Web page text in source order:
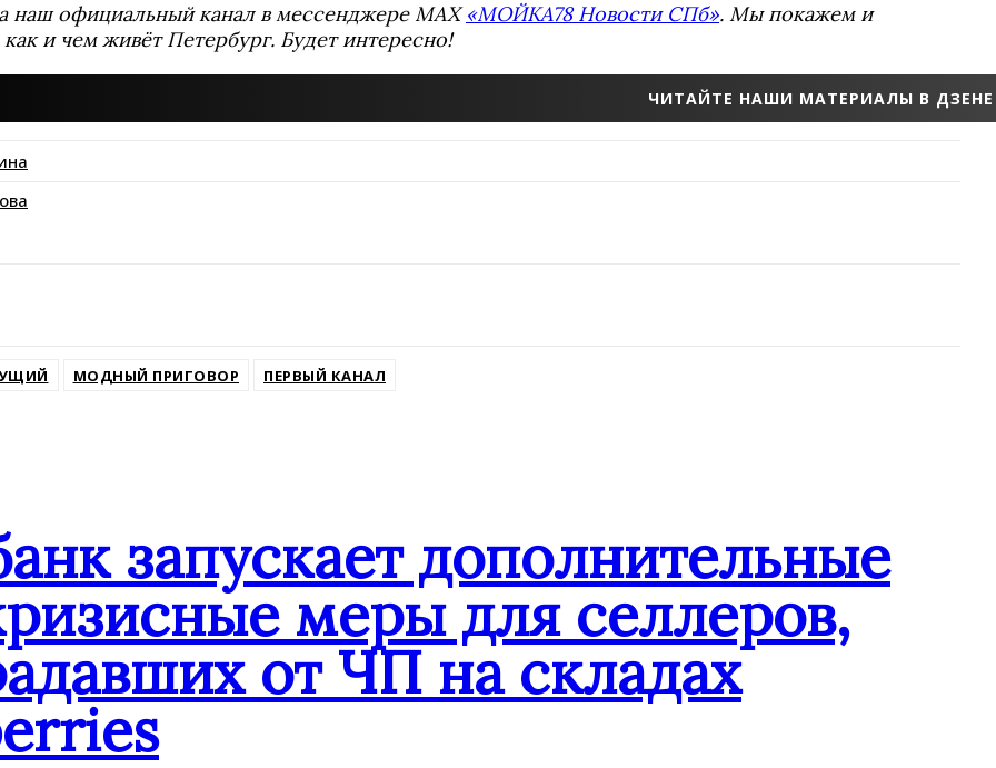
наш официальный канал в мессенджере MAX«МОЙКА78 Новости СПб». Мы покажем и
и чем живёт Петербург. Будет интересно!
ЧИТАЙТЕ НАШИ МАТЕРИАЛЫ В ДЗЕНЕ
МОДНЫЙ ПРИГОВОР ПЕРВЫЙ КАНАЛ
запускает дополнительные
меры для селлеров,
от ЧП на складах